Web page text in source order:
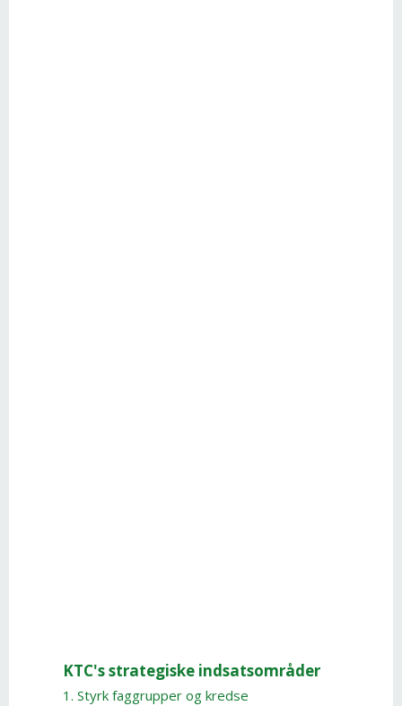
KTC's strategiske indsatsområder
1. Styrk faggrupper og kredse